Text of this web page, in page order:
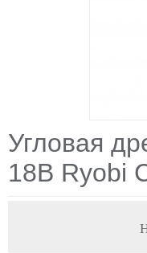
Угловая
18В Ryobi